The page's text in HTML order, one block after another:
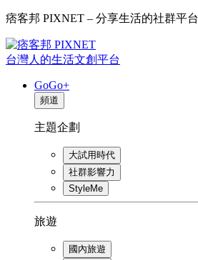
痞客邦 PIXNET – 分享生活的社群平台
台灣人的生活文創平台
GoGo+
頻道
主題企劃
大試用時代
社群影響力
StyleMe
旅遊
國內旅遊